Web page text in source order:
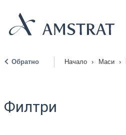
Обратно Начало › Маси ›
Филтри